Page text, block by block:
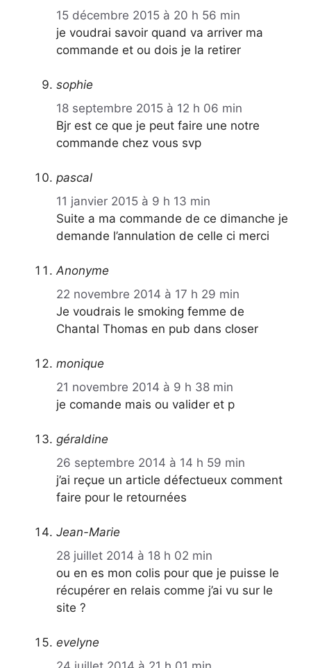
15 décembre 2015 à 20 h 56 min
je voudrai savoir quand va arriver ma
commande et ou dois je la retirer
sophie
18 septembre 2015 à 12 h 06 min
Bjr est ce que je peut faire une notre
commande chez vous svp
pascal
11 janvier 2015 à 9 h 13 min
Suite a ma commande de ce dimanche je
demande l’annulation de celle ci merci
Anonyme
22 novembre 2014 à 17 h 29 min
Je voudrais le smoking femme de
Chantal Thomas en pub dans closer
monique
21 novembre 2014 à 9 h 38 min
je comande mais ou valider et p
géraldine
26 septembre 2014 à 14 h 59 min
j’ai reçue un article défectueux comment
faire pour le retournées
Jean-Marie
28 juillet 2014 à 18 h 02 min
ou en es mon colis pour que je puisse le
récupérer en relais comme j’ai vu sur le
site ?
evelyne